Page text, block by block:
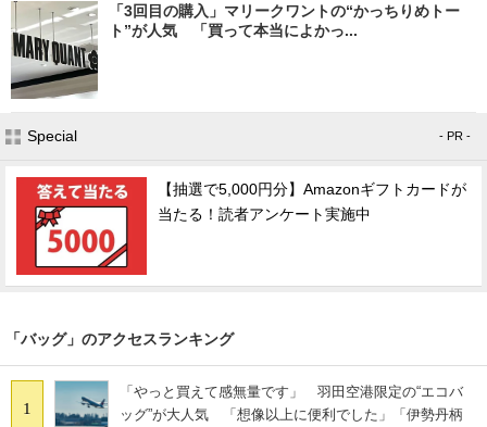
「3回目の購入」マリークワントの“かっちりめトー
ト”が人気 「買って本当によかっ...
Special - PR -
【抽選で5,000円分】Amazonギフトカードが
当たる！読者アンケート実施中
「バッグ」のアクセスランキング
1
「やっと買えて感無量です」 羽田空港限定の“エコバ
ッグ”が大人気 「想像以上に便利でした」「伊勢丹柄